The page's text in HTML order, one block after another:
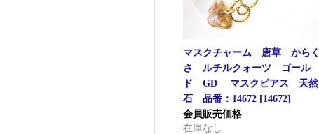
マスクチャーム 唐草 からく
さ ルチルクォーツ ゴール
ド GD マスクピアス 天然
石 品番：14672 [14672]
会員販売価格
在庫なし